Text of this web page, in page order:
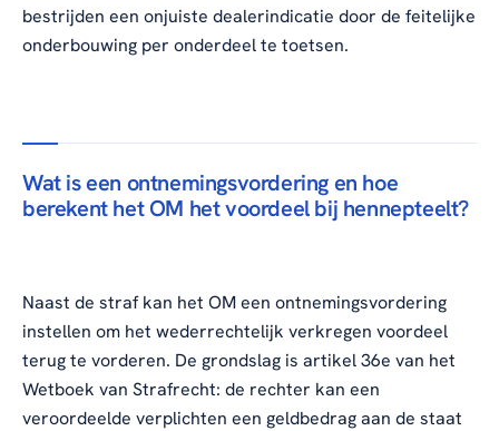
bestrijden een onjuiste dealerindicatie door de feitelijke
onderbouwing per onderdeel te toetsen.
Wat is een ontnemingsvordering en hoe
berekent het OM het voordeel bij hennepteelt?
Naast de straf kan het OM een ontnemingsvordering
instellen om het wederrechtelijk verkregen voordeel
terug te vorderen. De grondslag is artikel 36e van het
Wetboek van Strafrecht: de rechter kan een
veroordeelde verplichten een geldbedrag aan de staat